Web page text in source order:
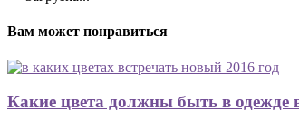
Вам может понравиться
Какие цвета должны быть в